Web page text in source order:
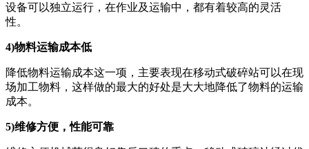
设备可以独立运行，在作业及运输中，都有着较高的灵活
性。
4)物料运输成本低
降低物料运输成本这一项，主要表现在移动式破碎站可以在现
场加工物料，这样做的最大的好处是大大地降低了物料的运输
成本。
5)维修方便，性能可靠